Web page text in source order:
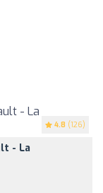
4.8 (126)
- La